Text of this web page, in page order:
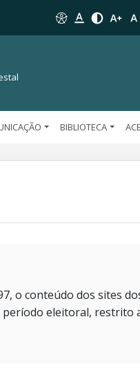
BIBLIOTECA
o conteúdo dos sites
eleitoral, restrito